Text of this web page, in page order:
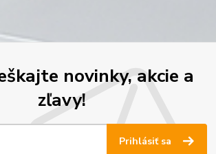
novinky, akcie a
zľavy!
Prihlásiť sa